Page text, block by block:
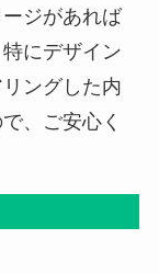
ジがあれば
にデザイン
ングした内
、ご安心く